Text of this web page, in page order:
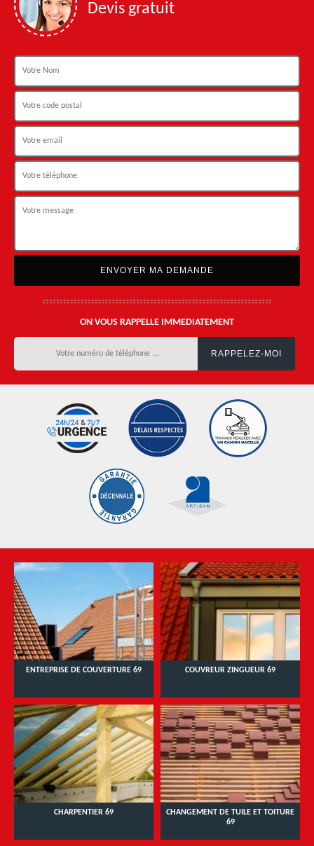
Devis gratuit
ON VOUS RAPPELLE IMMEDIATEMENT
ENTREPRISE DE COUVERTURE 69 COUVREUR ZINGUEUR 69
CHARPENTIER 69
CHANGEMENT DE TUILE ET TOITURE
69